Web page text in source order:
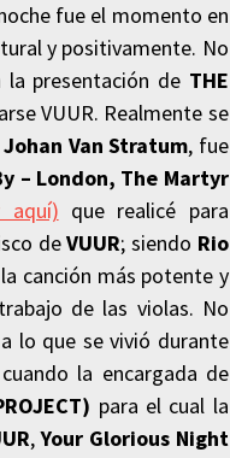
fue el momento en
y positivamente. No
presentación de THE
VUUR. Realmente se
Johan Van Stratum, fue
– London, The Martyr
aquí) que realicé para
deVUUR; siendo Rio
canción más potente y
de las violas. No
lo que se vivió durante
la encargada de
para el cual la
,Your Glorious Night